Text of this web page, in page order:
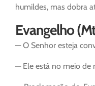
humildes, mas dobra
Evangelho
— O Senhor esteja
— Ele está no meio de